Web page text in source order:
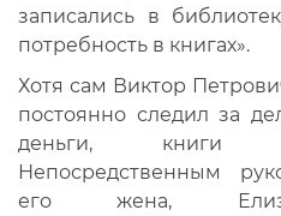
записались в
потребность в книгах».
Хотя сам Виктор
постоянно следил за
деньги, книги
Непосредственным
его жена,